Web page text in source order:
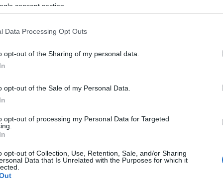
consent section.
Data Processing Opt Outs
opt-out of the Sharing of my personal data.
opt-out of the Sale of my Personal Data.
opt-out of processing my Personal Data for Targeted
opt-out of Collection, Use, Retention, Sale, and/or Sharing
Data that Is Unrelated with the Purposes for which it
και γαλαζοπράσινα νερά,